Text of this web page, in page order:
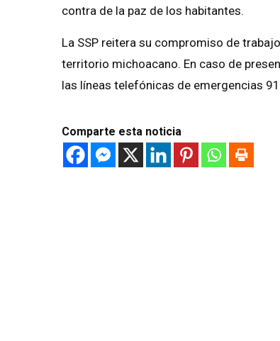
contra de la paz de los habitantes.
La SSP reitera su compromiso de
territorio michoacano. En caso de
las líneas telefónicas de emergencias
Comparte esta noticia